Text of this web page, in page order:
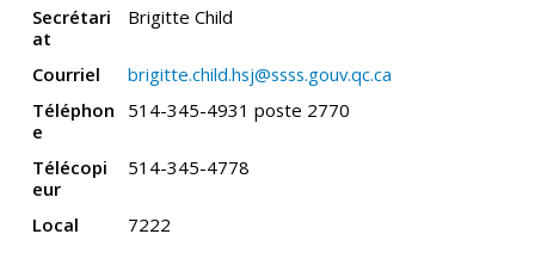
Secrétari
at
Brigitte Child
Courriel
brigitte.child.hsj@ssss.gouv.qc.ca
Téléphon
e
514-345-4931 poste 2770
Télécopi
eur
514-345-4778
Local 7222